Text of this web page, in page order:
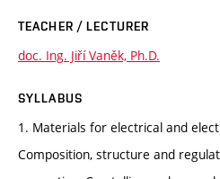
TEACHER / LECTURER
doc. Ing. Jiří Vaněk, Ph.D.
SYLLABUS
1. Materials for electrical and
Composition, structure and